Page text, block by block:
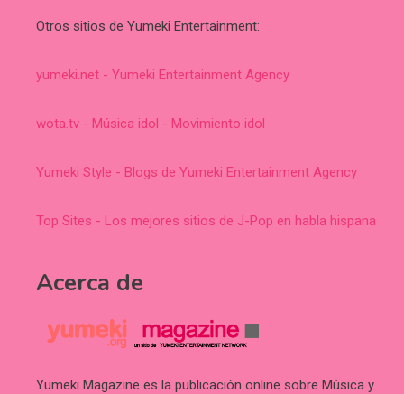
Otros sitios de Yumeki Entertainment:
yumeki.net - Yumeki Entertainment Agency
wota.tv - Música idol - Movimiento idol
Yumeki Style - Blogs de Yumeki Entertainment Agency
Top Sites - Los mejores sitios de J-Pop en habla hispana
Acerca de
Yumeki Magazine es la publicación online sobre Música y